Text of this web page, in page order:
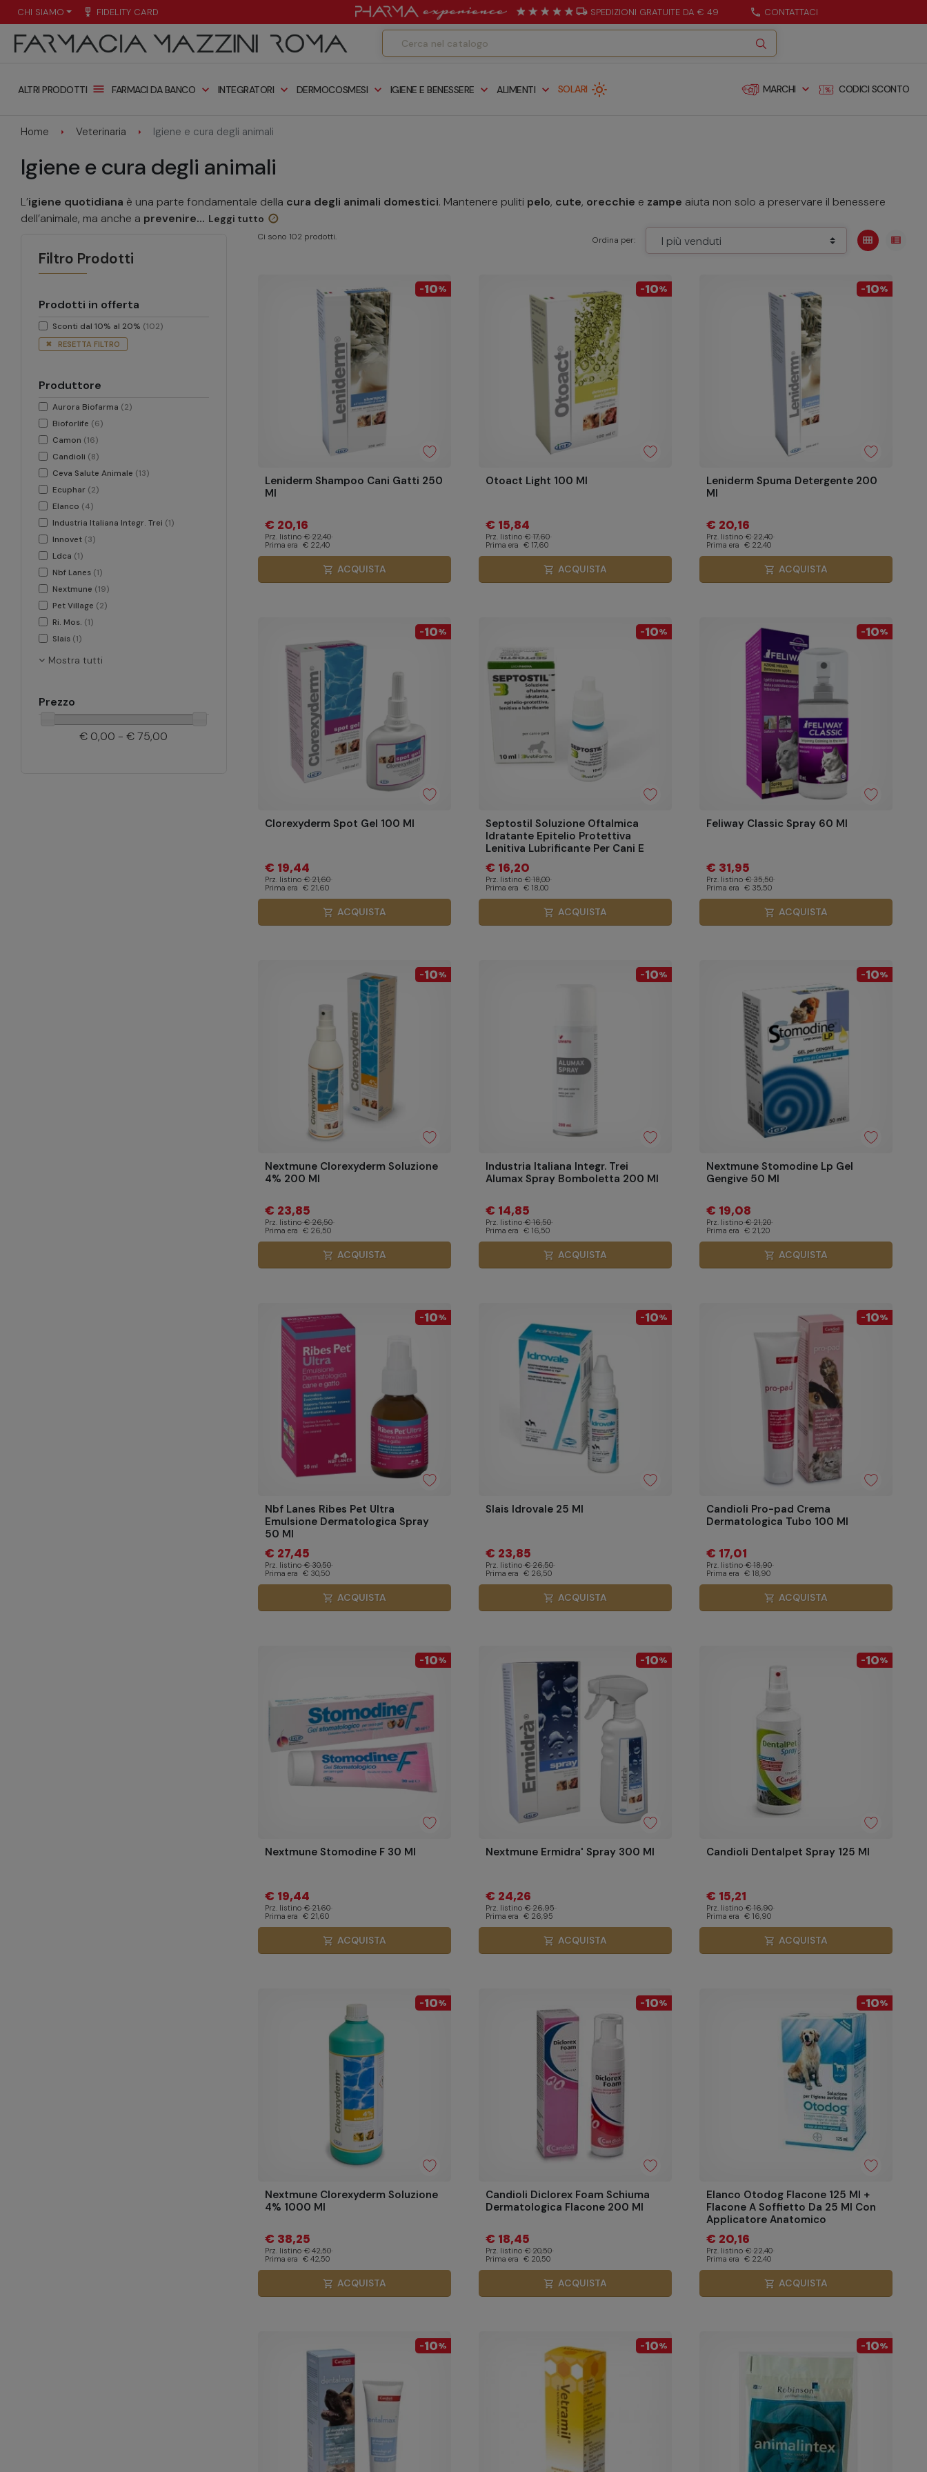
CHI SIAMO military_tech FIDELITY CARD local_shipping SPEDIZIONI GRATUITE DA € 49 call CONTATTACI
ALTRI PRODOTTI menu FARMACI DA BANCO expand_more INTEGRATORI expand_more DERMOCOSMESI expand_more IGIENE E BENESSERE expand_more ALIMENTI expand_more MARCHI expand_more CODICI SCONTO
SOLARI light_mode
Home Veterinaria Igiene e cura degli animali
Igiene e cura degli animali
L’igiene quotidiana è una parte fondamentale della cura degli animali domestici. Mantenere puliti pelo, cute, orecchie e zampe aiuta non solo a preservare il benessere
dell’animale, ma anche a prevenire... Leggi tutto
Filtro Prodotti
Prodotti in offerta
Sconti dal 10% al 20% (102)
RESETTA FILTRO
Produttore
Aurora Biofarma (2)
Bioforlife (6)
Camon (16)
Candioli (8)
Ceva Salute Animale (13)
Ecuphar (2)
Elanco (4)
Industria Italiana Integr. Trei (1)
Innovet (3)
Ldca (1)
Nbf Lanes (1)
Nextmune (19)
Pet Village (2)
Ri. Mos. (1)
Slais (1)
Mostra tutti
Prezzo
€ 0,00 - € 75,00
Ci sono 102 prodotti. Ordina per: view_module view_list
-10%
Leniderm Shampoo Cani Gatti 250
Ml
€ 20,16
Prz. listino € 22,40
Prima era € 22,40
shopping_cart ACQUISTA
-10%
Otoact Light 100 Ml
€ 15,84
Prz. listino € 17,60
Prima era € 17,60
shopping_cart ACQUISTA
-10%
Leniderm Spuma Detergente 200
Ml
€ 20,16
Prz. listino € 22,40
Prima era € 22,40
shopping_cart ACQUISTA
-10%
Clorexyderm Spot Gel 100 Ml
€ 19,44
Prz. listino € 21,60
Prima era € 21,60
shopping_cart ACQUISTA
-10%
Septostil Soluzione Oftalmica
Idratante Epitelio Protettiva
Lenitiva Lubrificante Per Cani E
Gatti 10 Ml
€ 16,20
Prz. listino € 18,00
Prima era € 18,00
shopping_cart ACQUISTA
-10%
Feliway Classic Spray 60 Ml
€ 31,95
Prz. listino € 35,50
Prima era € 35,50
shopping_cart ACQUISTA
-10%
Nextmune Clorexyderm Soluzione
4% 200 Ml
€ 23,85
Prz. listino € 26,50
Prima era € 26,50
shopping_cart ACQUISTA
-10%
Industria Italiana Integr. Trei
Alumax Spray Bomboletta 200 Ml
€ 14,85
Prz. listino € 16,50
Prima era € 16,50
shopping_cart ACQUISTA
-10%
Nextmune Stomodine Lp Gel
Gengive 50 Ml
€ 19,08
Prz. listino € 21,20
Prima era € 21,20
shopping_cart ACQUISTA
-10%
Nbf Lanes Ribes Pet Ultra
Emulsione Dermatologica Spray
50 Ml
€ 27,45
Prz. listino € 30,50
Prima era € 30,50
shopping_cart ACQUISTA
-10%
Slais Idrovale 25 Ml
€ 23,85
Prz. listino € 26,50
Prima era € 26,50
shopping_cart ACQUISTA
-10%
Candioli Pro-pad Crema
Dermatologica Tubo 100 Ml
€ 17,01
Prz. listino € 18,90
Prima era € 18,90
shopping_cart ACQUISTA
-10%
Nextmune Stomodine F 30 Ml
€ 19,44
Prz. listino € 21,60
Prima era € 21,60
shopping_cart ACQUISTA
-10%
Nextmune Ermidra' Spray 300 Ml
€ 24,26
Prz. listino € 26,95
Prima era € 26,95
shopping_cart ACQUISTA
-10%
Candioli Dentalpet Spray 125 Ml
€ 15,21
Prz. listino € 16,90
Prima era € 16,90
shopping_cart ACQUISTA
-10%
Nextmune Clorexyderm Soluzione
4% 1000 Ml
€ 38,25
Prz. listino € 42,50
Prima era € 42,50
shopping_cart ACQUISTA
-10%
Candioli Diclorex Foam Schiuma
Dermatologica Flacone 200 Ml
€ 18,45
Prz. listino € 20,50
Prima era € 20,50
shopping_cart ACQUISTA
-10%
Elanco Otodog Flacone 125 Ml +
Flacone A Soffietto Da 25 Ml Con
Applicatore Anatomico
€ 20,16
Prz. listino € 22,40
Prima era € 22,40
shopping_cart ACQUISTA
-10% -10% -10%